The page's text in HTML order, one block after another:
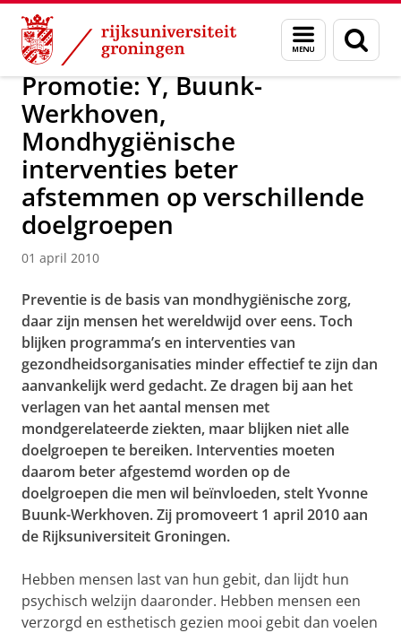
Skip
Content
Skip
Navigation
Menu
en
zoeken
Over ons Actueel Nieuws Nieuwsberichten
Promotie: Y, Buunk-
Werkhoven,
Mondhygiënische
interventies beter
afstemmen op verschillende
doelgroepen
01 april 2010
Preventie is de basis van mondhygiënische zorg,
daar zijn mensen het wereldwijd over eens. Toch
blijken programma’s en interventies van
gezondheidsorganisaties minder effectief te zijn dan
aanvankelijk werd gedacht. Ze dragen bij aan het
verlagen van het aantal mensen met
mondgerelateerde ziekten, maar blijken niet alle
doelgroepen te bereiken. Interventies moeten
daarom beter afgestemd worden op de
doelgroepen die men wil beïnvloeden, stelt Yvonne
Buunk-Werkhoven. Zij promoveert 1 april 2010 aan
de Rijksuniversiteit Groningen.
Hebben mensen last van hun gebit, dan lijdt hun
psychisch welzijn daaronder. Hebben mensen een
verzorgd en esthetisch gezien mooi gebit dan voelen